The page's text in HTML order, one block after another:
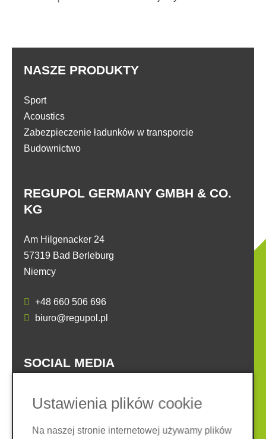
REGUPOL GERMANY GMBH & CO.
KG
Am Hilgenacker 24
57319 Bad Berleburg
Niemcy
+48 660 506 696
biuro@regupol.pl
NASZE PRODUKTY
Sport
Acoustics
Zabezpieczenie ładunków w transporcie
Budownictwo
SOCIAL MEDIA
Ustawienia plików cookie
Na naszej stronie internetowej używamy plików